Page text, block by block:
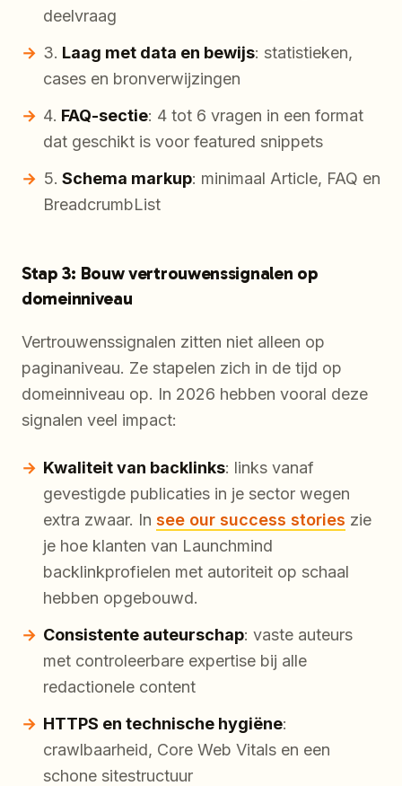
deelvraag
Laag met data en bewijs: statistieken,
cases en bronverwijzingen
FAQ-sectie: 4 tot 6 vragen in een format
dat geschikt is voor featured snippets
Schema markup: minimaal Article, FAQ en
BreadcrumbList
Stap 3: Bouw vertrouwenssignalen op
domeinniveau
Vertrouwenssignalen zitten niet alleen op
paginaniveau. Ze stapelen zich in de tijd op
domeinniveau op. In 2026 hebben vooral deze
signalen veel impact:
Kwaliteit van backlinks: links vanaf
gevestigde publicaties in je sector wegen
extra zwaar. In see our success stories zie
je hoe klanten van Launchmind
backlinkprofielen met autoriteit op schaal
hebben opgebouwd.
Consistente auteurschap: vaste auteurs
met controleerbare expertise bij alle
redactionele content
HTTPS en technische hygiëne:
crawlbaarheid, Core Web Vitals en een
schone sitestructuur